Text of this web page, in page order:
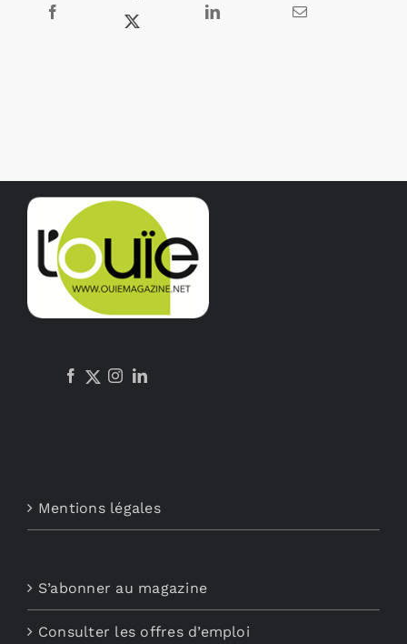
Mentions légales
S’abonner au magazine
Consulter les offres d’emploi